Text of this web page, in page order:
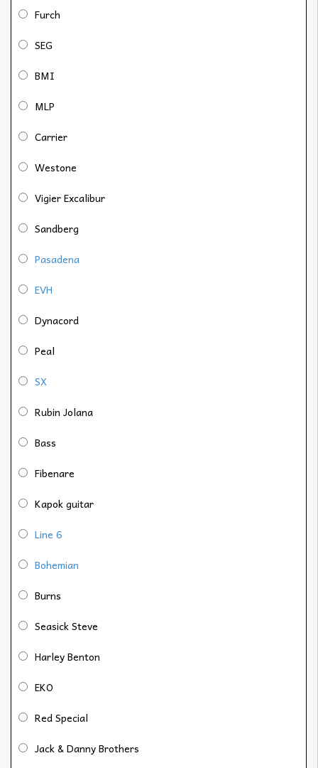
Furch
SEG
BMI
MLP
Carrier
Westone
Vigier Excalibur
Sandberg
Pasadena
EVH
Dynacord
Peal
SX
Rubin Jolana
Bass
Fibenare
Kapok guitar
Line 6
Bohemian
Burns
Seasick Steve
Harley Benton
EKO
Red Special
Jack & Danny Brothers